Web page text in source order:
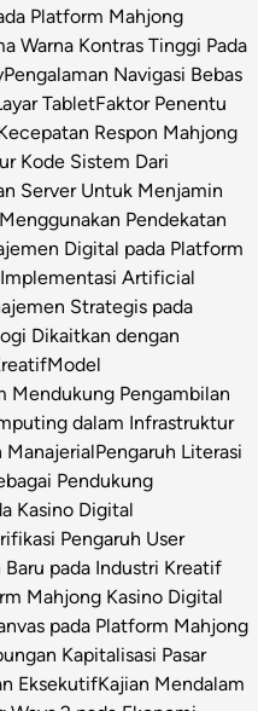
Platform Mahjong
Warna Kontras Tinggi Pada
Pengalaman Navigasi Bebas
TabletFaktor Penentu
Respon Mahjong
Kode Sistem Dari
Server Untuk Menjamin
Pendekatan
Digital pada Platform
Implementasi Artificial
Strategis pada
Dikaitkan dengan
Model
Mendukung Pengambilan
dalam Infrastruktur
ManajerialPengaruh Literasi
Pendukung
Kasino Digital
Pengaruh User
pada Industri Kreatif
Mahjong Kasino Digital
pada Platform Mahjong
Kapitalisasi Pasar
EksekutifKajian Mendalam